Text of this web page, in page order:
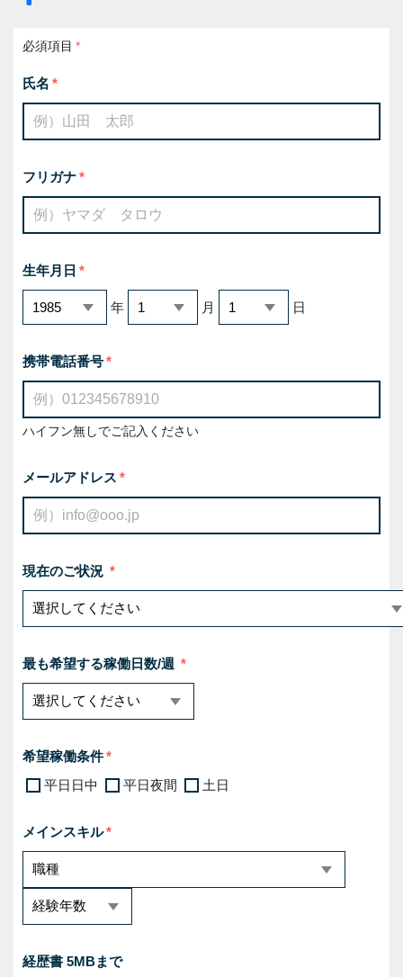
必須項目
氏名
フリガナ
生年月日
年 月 日
携帯電話番号
ハイフン無しでご記入ください
メールアドレス
現在のご状況
最も希望する稼働日数/週
希望稼働条件
平日日中
平日夜間 土日
メインスキル
経歴書 5MBまで